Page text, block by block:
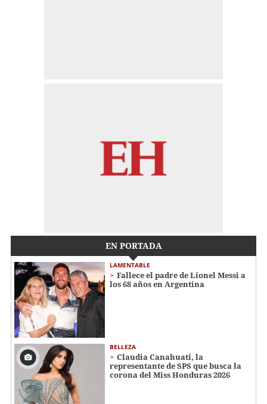
EN PORTADA
LAMENTABLE
Fallece el padre de Lionel Messi a
los 68 años en Argentina
BELLEZA
Claudia Canahuati, la
representante de SPS que busca la
corona del Miss Honduras 2026